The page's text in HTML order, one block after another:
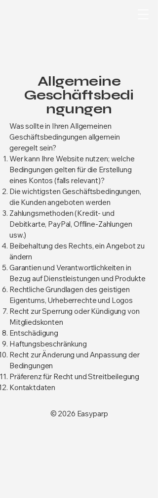
Allgemeine
Geschäftsbedi
ngungen
Was sollte in Ihren Allgemeinen
Geschäftsbedingungen allgemein
geregelt sein?
Wer kann Ihre Website nutzen; welche
Bedingungen gelten für die Erstellung
eines Kontos (falls relevant)?
Die wichtigsten Geschäftsbedingungen,
die Kunden angeboten werden
Zahlungsmethoden (Kredit- und
Debitkarte, PayPal, Offline-Zahlungen
usw.)
Beibehaltung des Rechts, ein Angebot zu
ändern
Garantien und Verantwortlichkeiten in
Bezug auf Dienstleistungen und Produkte
Rechtliche Grundlagen des geistigen
Eigentums, Urheberrechte und Logos
Recht zur Sperrung oder Kündigung von
Mitgliedskonten
Entschädigung
Haftungsbeschränkung
Recht zur Änderung und Anpassung der
Bedingungen
Präferenz für Recht und Streitbeilegung
Kontaktdaten
© 2026 Easyparp